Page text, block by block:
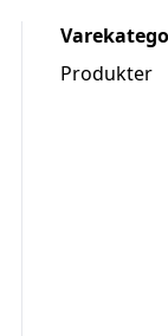
Produkter